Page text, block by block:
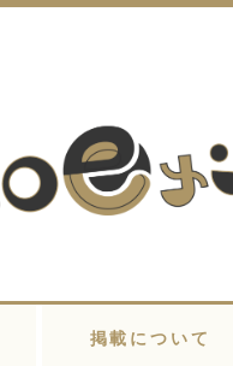
掲載について